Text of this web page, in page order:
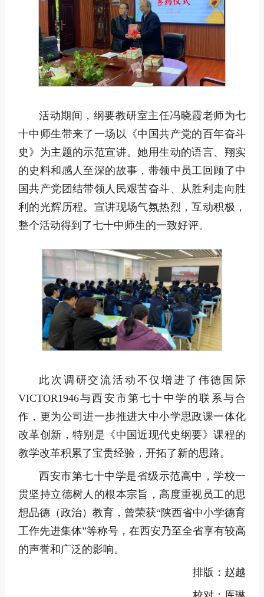
活动期间，纲要教研室主任冯晓霞老师为七
十中师生带来了一场以《中国共产党的百年奋斗
史》为主题的示范宣讲。她用生动的语言、翔实
的史料和感人至深的故事，带领中员工回顾了中
国共产党团结带领人民艰苦奋斗、从胜利走向胜
利的光辉历程。宣讲现场气氛热烈，互动积极，
整个活动得到了七十中师生的一致好评。
此次调研交流活动不仅增进了伟德国际
VICTOR1946与西安市第七十中学的联系与合
作，更为公司进一步推进大中小学思政课一体化
改革创新，特别是《中国近现代史纲要》课程的
教学改革积累了宝贵经验，开拓了新的思路。
西安市第七十中学是省级示范高中，学校一
贯坚持立德树人的根本宗旨，高度重视员工的思
想品德（政治）教育，曾荣获“陕西省中小学德育
工作先进集体”等称号，在西安乃至全省享有较高
的声誉和广泛的影响。
排版：赵越